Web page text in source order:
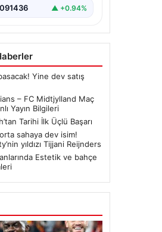
▲ +0.94%
Yine dev satış
– FC Midtjylland Maç
Yayın Bilgileri
Tarihi İlk Üçlü Başarı
sahaya dev isim!
yıldızı Tijjani Reijnders
Estetik ve bahçe